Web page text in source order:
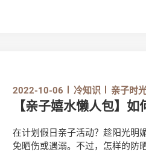
2022-10-06 冷知识 亲子时
【亲子嬉水懒人包】
在计划假日亲子活动？趁阳光明
免晒伤或遇溺。不过，怎样的防